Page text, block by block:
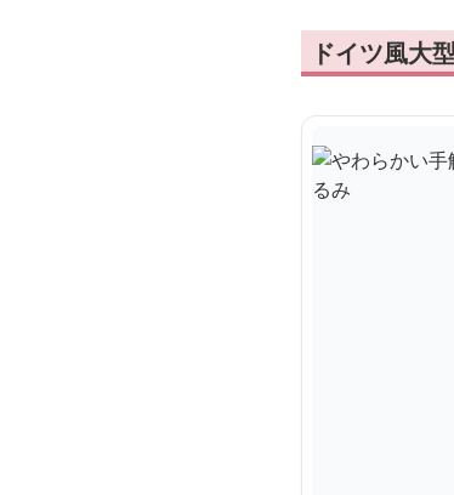
ドイツ風大